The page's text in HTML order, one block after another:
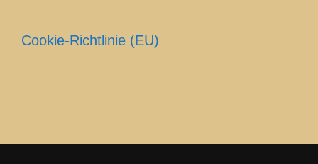
Cookie-Richtlinie (EU)